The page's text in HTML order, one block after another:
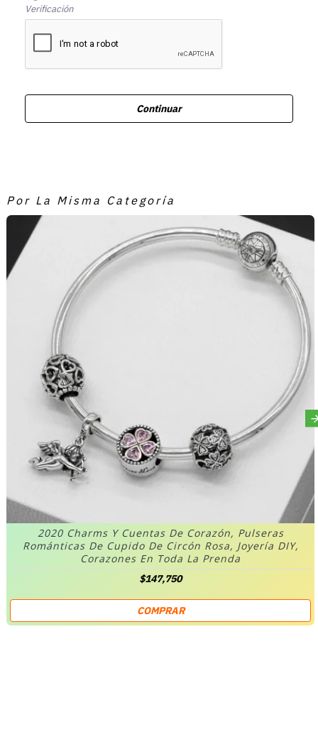
Verificación
Continuar
Por La Misma Categoría
2020 Charms Y Cuentas De Corazón, Pulseras
Románticas De Cupido De Circón Rosa, Joyería DIY,
Corazones En Toda La Prenda
$147,750
COMPRAR